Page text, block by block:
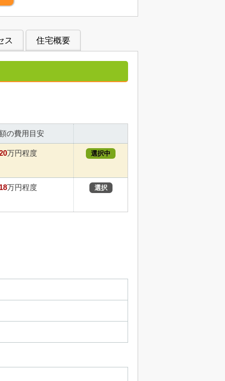
ス 住宅概要
の費用目安
万円程度 選択中
万円程度 選択